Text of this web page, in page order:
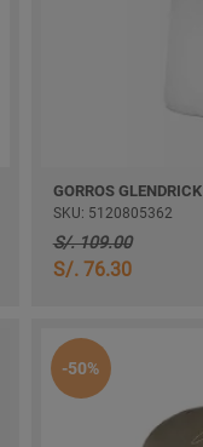
GORROS GLENDRICK
SKU: 5120805362
S/. 109.00
S/. 76.30
-50%